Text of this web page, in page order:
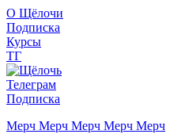
О Щёлочи
Подписка
Курсы
ТГ
Телеграм
Подписка
Мерч Мерч Мерч Мерч Мерч